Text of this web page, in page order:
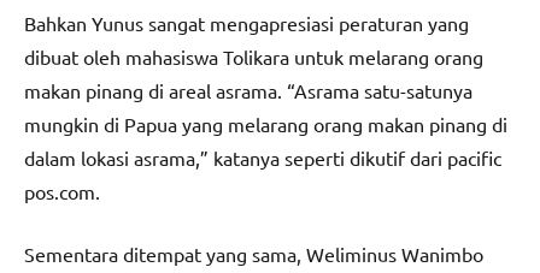
Bahkan Yunus sangat mengapresiasi peraturan yang
dibuat oleh mahasiswa Tolikara untuk melarang orang
makan pinang di areal asrama. “Asrama satu-satunya
mungkin di Papua yang melarang orang makan pinang di
dalam lokasi asrama,” katanya seperti dikutif dari pacific
pos.com.
Sementara ditempat yang sama, Weliminus Wanimbo